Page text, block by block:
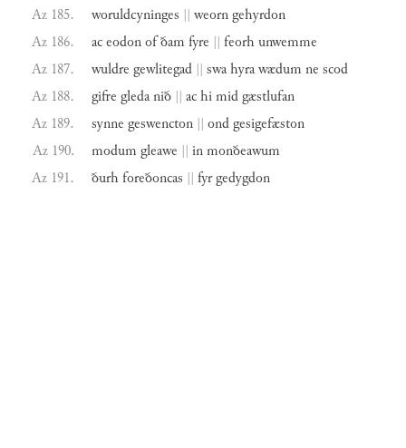
Az 185.
woruldcyninges || weorngehyrdon
Az 186.
aceodonofðam fyre || feorh unwemme
Az 187.
wuldre gewlitegad || swahyrawædum ne scod
Az 188.
gifre gledanið || achimidgæstlufan
Az 189.
synne geswencton || ondgesigefæston
Az 190.
modum gleawe || inmonðeawum
Az 191.
ðurh foreðoncas || fyrgedygdon